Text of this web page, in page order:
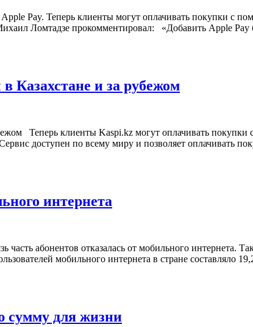
Pay. Теперь клиенты могут оплачивать покупки с
Ломтадзе прокомментировал: «Добавить Apple
Казахстане и за рубежом
Теперь клиенты Kaspi.kz могут оплачивать
доступен по всему миру и позволяет оплачивать
интернета
абонентов отказалась от мобильного интернета.
мобильного интернета в стране составляло
сумму для жизни